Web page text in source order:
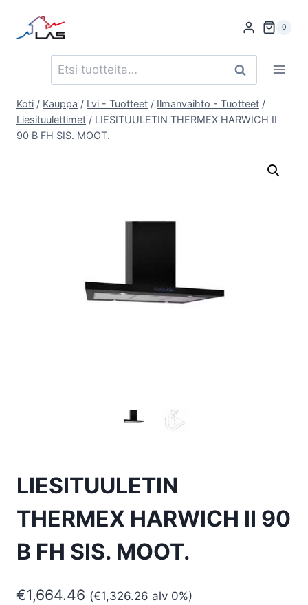
sisältöön
0
Etsi: Haku
Koti / Kauppa / Lvi - Tuotteet / Ilmanvaihto - Tuotteet /
Liesituulettimet / LIESITUULETIN THERMEX HARWICH II
90 B FH SIS. MOOT.
LIESITUULETIN
THERMEX HARWICH II 90
B FH SIS. MOOT.
€1,664.46 (€1,326.26 alv 0%)